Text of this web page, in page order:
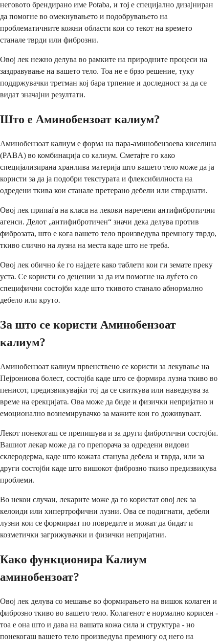
неговото брендирано име Potaba, и тој е специјално дизајниран
да помогне во омекнувањето и подобрувањето на
проблематичните кожни области кои со текот на времето
станале тврди или фиброзни.
Овој лек нежно делува во рамките на природните процеси на
заздравување на вашето тело. Тоа не е брзо решение, туку
поддржувачки третман кој бара трпение и доследност за да се
видат значајни резултати.
Што е Аминобензоат калиум?
Аминобензоат калиум е форма на пара-аминобензоева киселина
(PABA) во комбинација со калиум. Сметајте го како
специјализирана хранлива материја што вашето тело може да ја
користи за да ја подобри текстурата и флексибилноста на
одредени ткива кои станале претерано дебели или стврднати.
Овој лек припаѓа на класа на лекови наречени антифибротични
агенси. Делот „антифибротичен“ значи дека делува против
фиброзата, што е кога вашето тело произведува премногу тврдо,
ткиво слично на лузна на места каде што не треба.
Овој лек обично ќе го најдете како таблети кои ги земате преку
уста. Се користи со децении за да им помогне на луѓето со
специфични состојби каде што ткивото станало абнормално
дебело или круто.
За што се користи Аминобензоат
калиум?
Аминобензоат калиум првенствено се користи за лекување на
Пејрониова болест, состојба каде што се формира лузна ткиво во
пенисот, предизвикувајќи тој да се свиткува или наведнува за
време на ерекцијата. Ова може да биде и физички непријатно и
емоционално вознемирувачко за мажите кои го доживуваат.
Лекот понекогаш се препишува и за други фибротични состојби.
Вашиот лекар може да го препорача за одредени видови
склеродерма, каде што кожата станува дебела и тврда, или за
други состојби каде што вишокот фиброзно ткиво предизвикува
проблеми.
Во некои случаи, лекарите може да го користат овој лек за
келоиди или хипертрофични лузни. Ова се подигнати, дебели
лузни кои се формираат по повредите и можат да бидат и
козметички загрижувачки и физички непријатни.
Како функционира Калиум
аминобензоат?
Овој лек делува со мешање во формирањето на вишок колаген и
фиброзно ткиво во вашето тело. Колагенот е нормално корисен -
тоа е она што и дава на вашата кожа сила и структура - но
понекогаш вашето тело произведува премногу од него на